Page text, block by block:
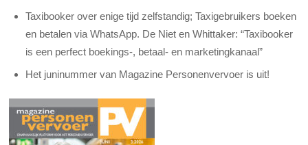
Taxibooker over enige tijd zelfstandig; Taxigebruikers boeken
en betalen via WhatsApp. De Niet en Whittaker: “Taxibooker
is een perfect boekings-, betaal- en marketingkanaal”
Het juninummer van Magazine Personenvervoer is uit!